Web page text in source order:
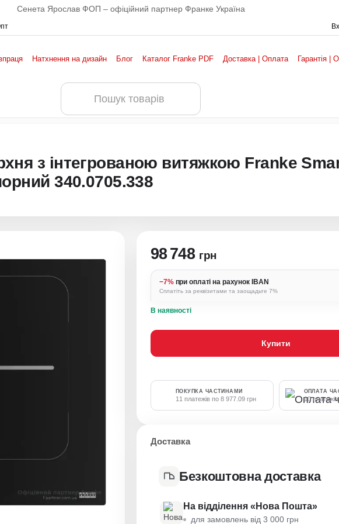
Сенета Ярослав ФОП – офіційний партнер Франке Україна
Натхнення на дизайн Блог Каталог Franke PDF Доставка | Оплата Гарантія |
з інтегрованою витяжкою Franke
340.0705.338
98 748 грн
−7% при оплаті на рахунок IBAN
Сплатіть за реквізитами та заощадьте 7%
В наявності
Купити
ПОКУПКА ЧАСТИНАМИ
11 платежів по 8 977.09 грн
ОПЛАТА
10
Доставка
Безкоштовна доставка
На відділення «Нова Пошта»
для замовлень від 3 000 грн